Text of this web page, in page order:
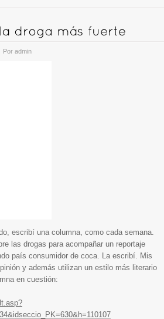
Por admin
escribí una columna, como cada semana.
las drogas para acompañar un reportaje
país consumidor de coca. La escribí. Mis
y además utilizan un estilo más literario
en cuestión: